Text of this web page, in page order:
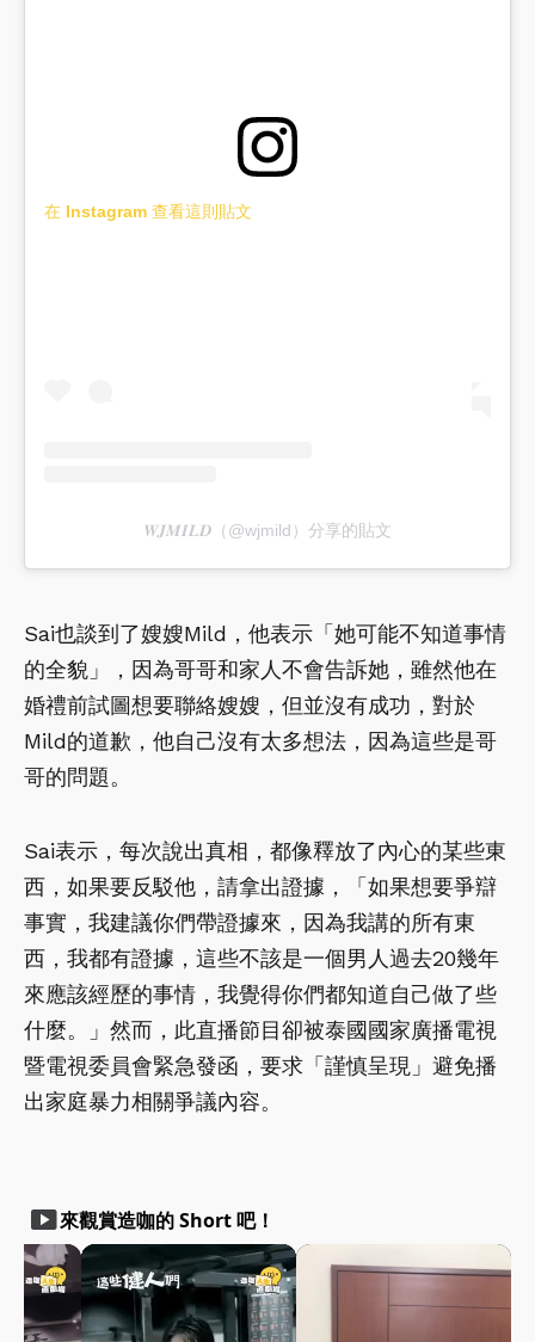
在 Instagram 查看這則貼文
𝑾𝑱𝑴𝑰𝑳𝑫（@wjmild）分享的貼文
Sai也談到了嫂嫂Mild，他表示「她可能不知道事情
的全貌」，因為哥哥和家人不會告訴她，雖然他在
婚禮前試圖想要聯絡嫂嫂，但並沒有成功，對於
Mild的道歉，他自己沒有太多想法，因為這些是哥
哥的問題。
Sai表示，每次說出真相，都像釋放了內心的某些東
西，如果要反駁他，請拿出證據，「如果想要爭辯
事實，我建議你們帶證據來，因為我講的所有東
西，我都有證據，這些不該是一個男人過去20幾年
來應該經歷的事情，我覺得你們都知道自己做了些
什麼。」然而，此直播節目卻被泰國國家廣播電視
暨電視委員會緊急發函，要求「謹慎呈現」避免播
出家庭暴力相關爭議內容。
smart_display來觀賞造咖的 Short 吧！